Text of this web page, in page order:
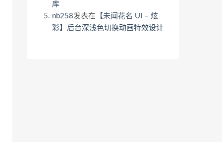
库
nb258发表在 【未闻花名 UI – 炫
彩】后台深浅色切换动画特效设计